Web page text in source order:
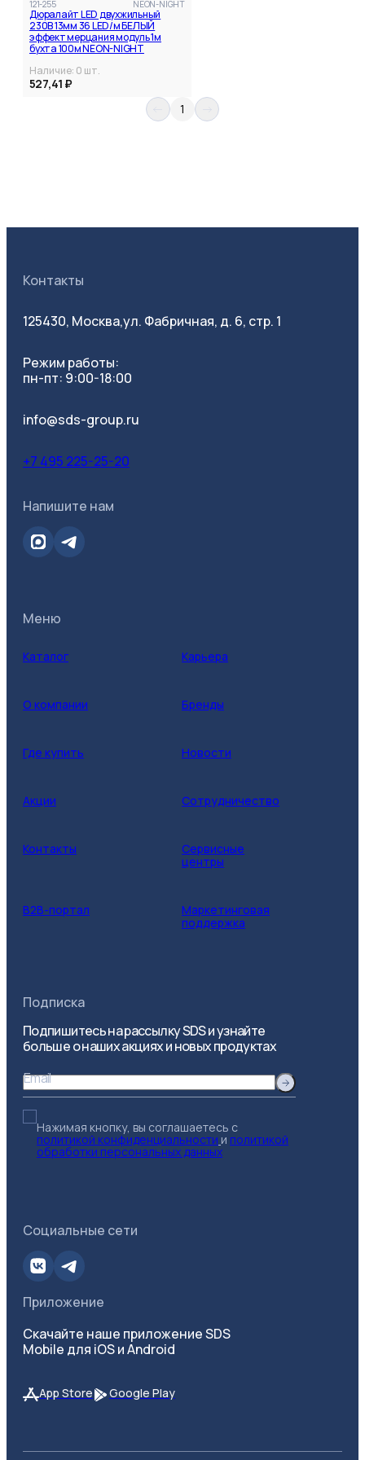
121-255 NEON-NIGHT
Дюралайт LED двухжильный
230В 13мм 36 LED/м БЕЛЫЙ
эффект мерцания модуль 1м
бухта 100м NEON-NIGHT
Наличие: 0 шт.
527,41 ₽
1
Контакты
125430, Москва,ул. Фабричная, д. 6, стр. 1
Режим работы:
пн-пт: 9:00-18:00
info@sds-group.ru
+7 495 225-25-20
Напишите нам
Меню
Каталог Карьера
О компании Бренды
Где купить Новости
Акции Сотрудничество
Контакты
Сервисные
центры
B2B-портал
Маркетинговая
поддержка
Подписка
Подпишитесь на рассылку SDS и узнайте
больше о наших акциях и новых продуктах
Email
Нажимая кнопку, вы соглашаетесь с
политикой конфиденциальности и политикой
обработки персональных данных
Социальные сети
Приложение
Скачайте наше приложение SDS
Mobile для iOS и Android
App Store Google Play
Категория